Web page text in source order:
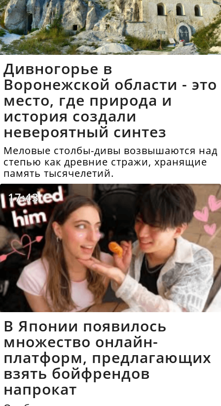
Дивногорье в
Воронежской области - это
место, где природа и
история создали
невероятный синтез
Меловые столбы-дивы возвышаются над
степью как древние стражи, хранящие
память тысячелетий.
17:43
В Японии появилось
множество онлайн-
платформ, предлагающих
взять бойфрендов
напрокат